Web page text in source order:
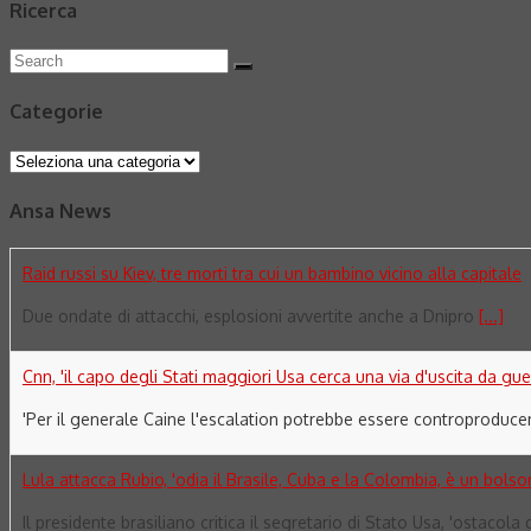
Ricerca
Search
Search
Categorie
Categorie
Ansa News
Raid russi su Kiev, tre morti tra cui un bambino vicino alla capitale
Due ondate di attacchi, esplosioni avvertite anche a Dnipro [...]
Cnn, 'il capo degli Stati maggiori Usa cerca una via d'uscita da
'Per il generale Caine l'escalation potrebbe essere
Lula attacca Rubio, 'odia il Brasile, Cuba e la Colombia, è un
Il presidente brasiliano critica il segretario di Stato Usa, 'ostacola